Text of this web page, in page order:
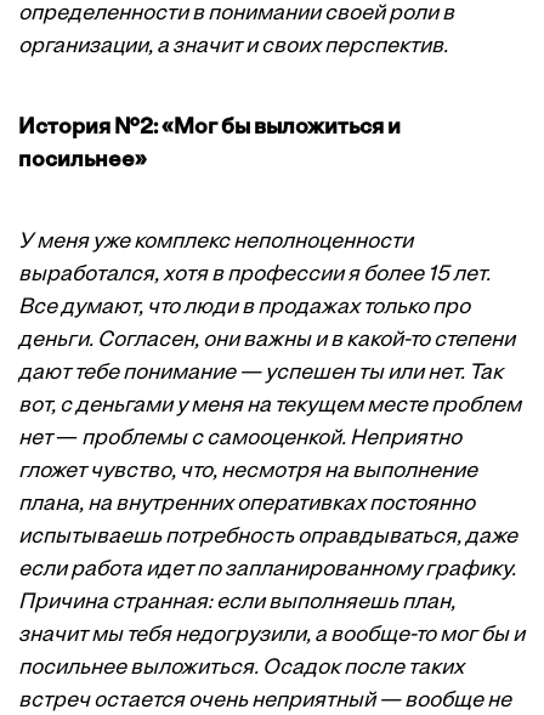
определенности в понимании своей роли в
организации, а значит и своих перспектив.
История №2: «Мог бы выложиться и
посильнее»
У меня уже комплекс неполноценности
выработался, хотя в профессии я более 15 лет.
Все думают, что люди в продажах только про
деньги. Согласен, они важны и в какой-то степени
дают тебе понимание — успешен ты или нет. Так
вот, с деньгами у меня на текущем месте проблем
нет— проблемы с самооценкой. Неприятно
гложет чувство, что, несмотря на выполнение
плана, на внутренних оперативках постоянно
испытываешь потребность оправдываться, даже
если работа идет по запланированному графику.
Причина странная: если выполняешь план,
значит мы тебя недогрузили, а вообще-то мог бы и
посильнее выложиться. Осадок после таких
встреч остается очень неприятный — вообще не